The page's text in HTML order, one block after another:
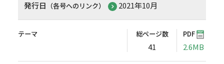
発行日 （各号へのリンク） 2021年10月
テーマ 総ページ数
41
PDF
2.6MB